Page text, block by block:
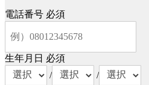
電話番号 必須
生年月日 必須
/
/